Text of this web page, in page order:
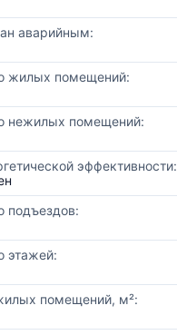
аварийным:
жилых помещений:
нежилых помещений:
эффективности:
подъездов:
этажей:
помещений, м²: